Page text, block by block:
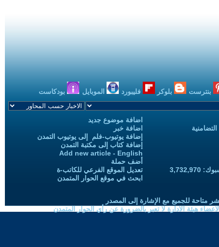
بنترست بلوكر فليبورد الموبايل بودكاست
اضافة موضوع جديد
اضافة خبر
إضافة يوتيوب-فلم إلى يوتيوب التمدن
إضافة كتاب إلى مكتبة التمدن
Add new article - English
أضف حملة
تعديل الموقع الفرعي للكاتب-ة
ابحث في موقع الحوار المتمدن
متاحة للجميع مع الإشارة إلى المصدر
هيئة الادارة لا تعبر بالضرورة عن رأي الحوار المتمدن